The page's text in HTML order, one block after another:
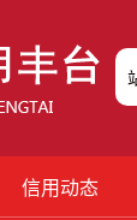
信用动态